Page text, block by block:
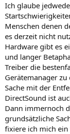
Ich glaube
Menschen denen
es derzeit nicht
Hardware gibt es
und langer
Treiber die
Gerätemanager
Sache mit der
DirectSound ist
Dann immernoch
grundsätzliche
fixiere ich mich ein